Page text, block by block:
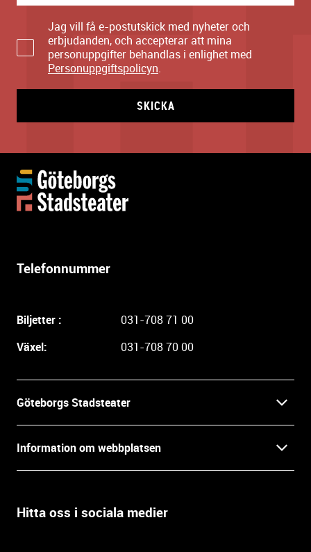
Jag vill få e-postutskick med nyheter och
erbjudanden, och accepterar att mina
personuppgifter behandlas i enlighet med
Personuppgiftspolicyn.
SKICKA
Telefonnummer
Biljetter :
031-708 71 00
Växel:
031-708 70 00
Göteborgs Stadsteater
Press
Öppettider
Information om webbplatsen
Villkor och integritet
Hitta oss i sociala medier